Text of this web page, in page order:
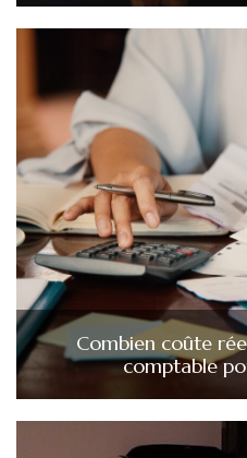
Combien coûte
comptable